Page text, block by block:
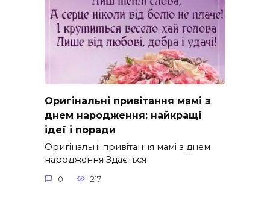
Оригінальні привітання мамі з
днем народження: найкращі
ідеї і поради
Оригінальні привітання мамі з днем
народження Здається
0 217